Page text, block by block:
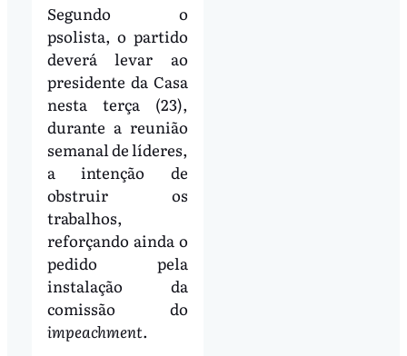
Segundo o
psolista, o partido
deverá levar ao
presidente da Casa
nesta terça (23),
durante a reunião
semanal de líderes,
a intenção de
obstruir os
trabalhos,
reforçando ainda o
pedido pela
instalação da
comissão do
impeachment.